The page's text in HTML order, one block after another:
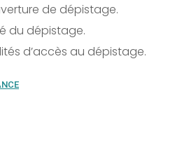
de dépistage.
du dépistage.
d’accès au dépistage.